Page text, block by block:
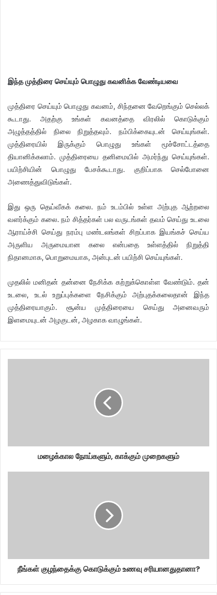
இந்த முத்திரை செய்யும் பொழுது கவனிக்க வேண்டியவை
முத்திரை செய்யும் பொழுது கவனம், சிந்தனை வேறெங்கும் செல்லக்
கூடாது. அதற்கு உங்கள் கவனத்தை விரலில் கொடுக்கும்
அழுத்தத்தில் நிலை நிறுத்தவும். நம்பிக்கையுடன் செய்யுங்கள்.
முத்திரையில் இருக்கும் பொழுது உங்கள் மூச்சோட்டத்தை
தியானிக்கலாம். முத்திரையை தனிமையில் அமர்ந்து செய்யுங்கள்.
பயிற்சியின் பொழுது பேசக்கூடாது. குறிப்பாக செல்போனை
அணைத்துவிடுங்கள்.
இது ஒரு தெய்வீகக் கலை. நம் உடம்பில் உள்ள அற்புத ஆற்றலை
வளர்க்கும் கலை. நம் சித்தர்கள் பல வருடங்கள் தவம் செய்து உடலை
ஆராய்ச்சி செய்து நரம்பு மண்டலங்கள் சிறப்பாக இயங்கச் செய்ய
அருளிய அருமையான கலை என்பதை உள்ளத்தில் நிறுத்தி
நிதானமாக, பொறுமையாக, அன்புடன் பயிற்சி செய்யுங்கள்.
முதலில் மனிதன் தன்னை நேசிக்க கற்றுக்கொள்ள வேண்டும். தன்
உடலை, உடல் உறுப்புக்களை நேசிக்கும் அற்புதக்கலைதான் இந்த
முத்திரையாகும். சூன்ய முத்திரையை செய்து அனைவரும்
இளமையுடன் அழகுடன், அழகாக வாழுங்கள்.
மழைக்கால நோய்களும், காக்கும் முறைகளும்
நீங்கள் குழந்தைக்கு கொடுக்கும் உணவு சரியானதுதானா?